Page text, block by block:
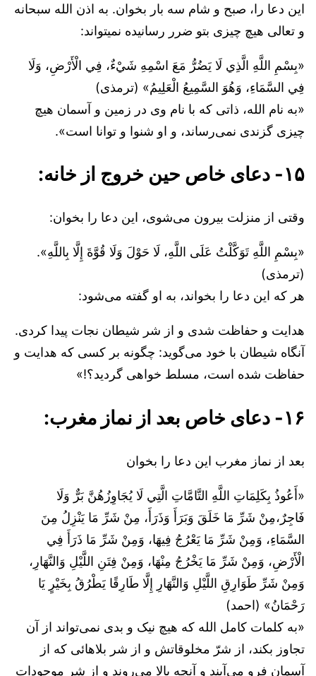
این دعا را، صبح و شام سه بار بخوان. به اذن الله سبحانه
و تعالی هیچ چیزی بتو ضرر رسانیده نمیتواند:
«بِسْمِ اللَّهِ الَّذِي لَا يَضُرُّ مَعَ اسْمِهِ شَيْءٌ، فِي الْأَرْضِ، وَلَا
فِي السَّمَاءِ، وَهُوَ السَّمِيعُ الْعَلِيمُ» (ترمذی)
«به نام الله، ذاتی که با نام وی در زمین و آسمان هیچ
چیزی گزندی نمی‌رساند، و او شنوا و توانا است».
۱۵- دعای خاص حین خروج از خانه:
وقتی از منزلت بیرون می‌شوی، این دعا را بخوان:
«بِسْمِ اللَّهِ تَوَكَّلْتُ عَلَى اللَّهِ، لَا حَوْلَ وَلَا قُوَّةَ إِلَّا بِاللَّهِ».
(ترمذی)
هر که این دعا را بخواند، به او گفته می‌شود:
هدایت و حفاظت شدی و از شر شیطان نجات پیدا کردی.
آنگاه شیطان با خود می‌گوید: چگونه بر کسی که هدایت و
حفاظت شده است، مسلط خواهی گردید؟!»
۱۶- دعای خاص بعد از نماز مغرب:
بعد از نماز مغرب این دعا را بخوان
«‌أَعُوذُ بِكَلِمَاتِ اللَّهِ التَّامَّاتِ الَّتِي لَا يُجَاوِزُهُنَّ بَرٌّ وَلَا
فَاجِرٌ،مِنْ شَرِّ مَا خَلَقَ وَبَرَأَ وَذَرَأَ، مِنْ شَرِّ مَا يَنْزِلُ مِنَ
السَّمَاءِ، وَمِنْ شَرِّ مَا يَعْرُجُ فِيهَا، وَمِنْ شَرِّ مَا ذَرَأَ فِي
الْأَرْضِ، وَمِنْ شَرِّ مَا يَخْرُجُ مِنْهَا، وَمِنْ فِتَنِ اللَّيْلِ وَالنَّهَارِ،
وَمِنْ شَرِّ طَوَارِقِ اللَّيْلِ وَالنَّهَارِ إِلَّا طَارِقًا يَطْرُقُ بِخَيْرٍ يَا
رَحْمَانُ» (احمد)
«به کلمات کامل الله که هیچ نیک و بدی نمی‌تواند از آن
تجاوز بکند، از شرّ مخلوقاتش و از شر بلاهائی که از
آسمان فرو می‌آیند و آنچه بالا می‌روند و از شر موجودات